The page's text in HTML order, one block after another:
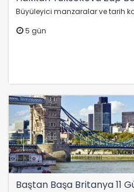
5 gün
Baştan Başa Britanya 11